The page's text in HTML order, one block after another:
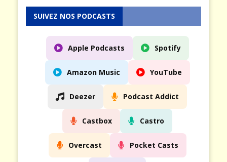
SUIVEZ NOS PODCASTS
Apple Podcasts Spotify
Amazon Music YouTube
Deezer Podcast Addict
Castbox Castro
Overcast Pocket Casts